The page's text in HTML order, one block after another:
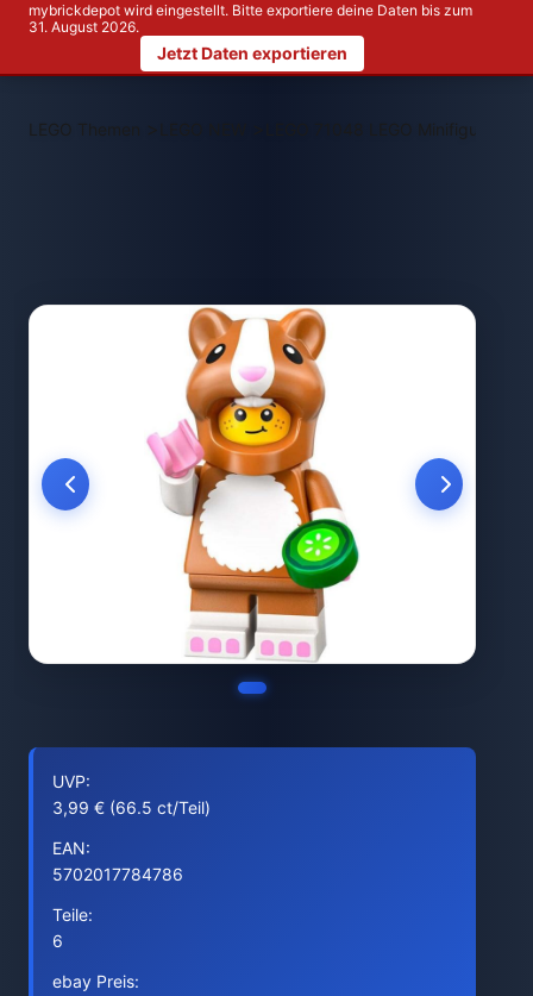
mybrickdepot wird eingestellt. Bitte exportiere deine Daten bis zum
31. August 2026.
Jetzt Daten exportieren
LEGO Themen > LEGO 71048 LEGO Minifiguren
UVP:
3,99 € (66.5 ct/Teil)
EAN:
5702017784786
Teile:
6
ebay Preis: